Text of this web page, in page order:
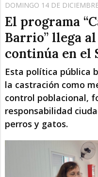
Sáb
DOMINGO 14 DE
El programa
Barrio” llega
continúa en el
Esta política pública
la castración como
control poblacional,
responsabilidad
perros y gatos.